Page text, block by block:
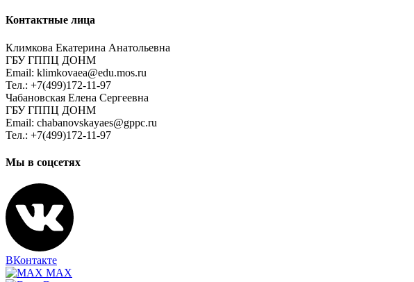
Контактные лица
Климкова Екатерина Анатольевна
ГБУ ГППЦ ДОНМ
Email: klimkovaea@edu.mos.ru
Тел.: +7(499)172-11-97
Чабановская Елена Сергеевна
ГБУ ГППЦ ДОНМ
Email: chabanovskayaes@gppc.ru
Тел.: +7(499)172-11-97
Мы в соцсетях
ВКонтакте
MAX